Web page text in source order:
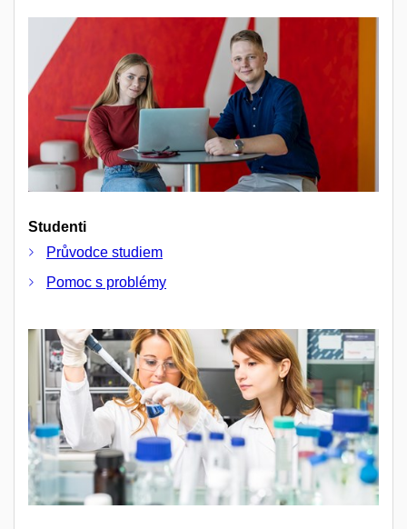
Studenti
Průvodce studiem
Pomoc s problémy